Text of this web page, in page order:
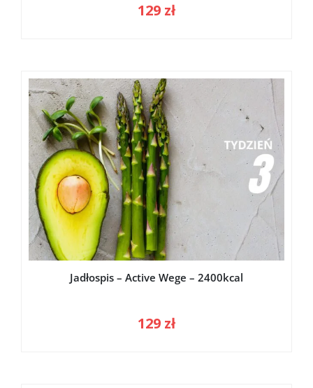
129 zł
Jadłospis – Active Wege – 2400kcal
129 zł